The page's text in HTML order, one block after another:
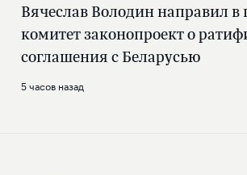
Вячеслав Володин направил
комитет законопроект о
соглашения с Беларусью
5 часов назад